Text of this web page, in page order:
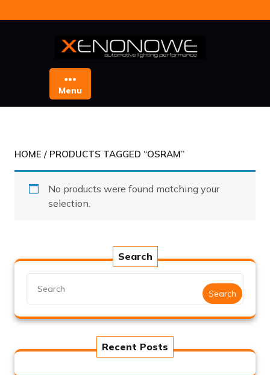
to
Menu
HOME / PRODUCTS TAGGED “OSRAM”
No products were found matching your
selection.
Search
Search
Recent Posts